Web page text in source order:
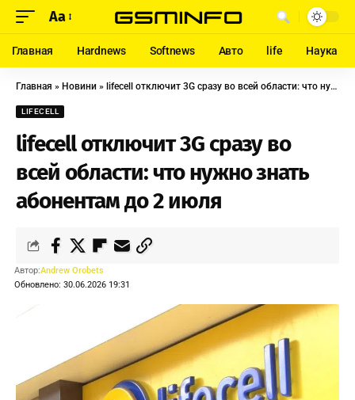
Aa
Главная Hardnews Softnews Авто life Наука
Главная » Новини » lifecell отключит 3G сразу во всей области: что нужно знать абонентам до 2 июля
LIFECELL
lifecell отключит 3G сразу во
всей области: что нужно знать
абонентам до 2 июля
Обновлено: 30.06.2026 19:31
Автор:Andrew Orobets